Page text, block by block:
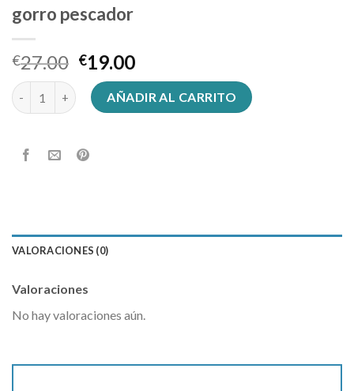
gorro pescador
€27.00 €19.00
gorro pescador cantidadAÑADIR AL CARRITO
VALORACIONES (0)
Valoraciones
No hay valoraciones aún.